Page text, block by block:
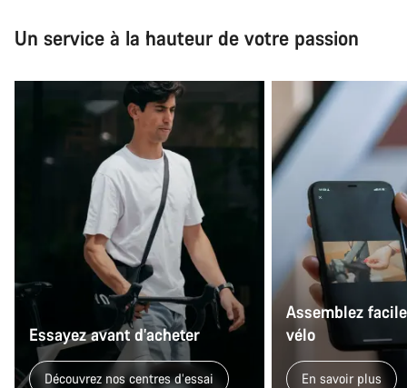
Un service à la hauteur de votre passion
Essayez avant d’acheter
Découvrez nos centres d’essai
Assemblez
vélo
En savoir plus